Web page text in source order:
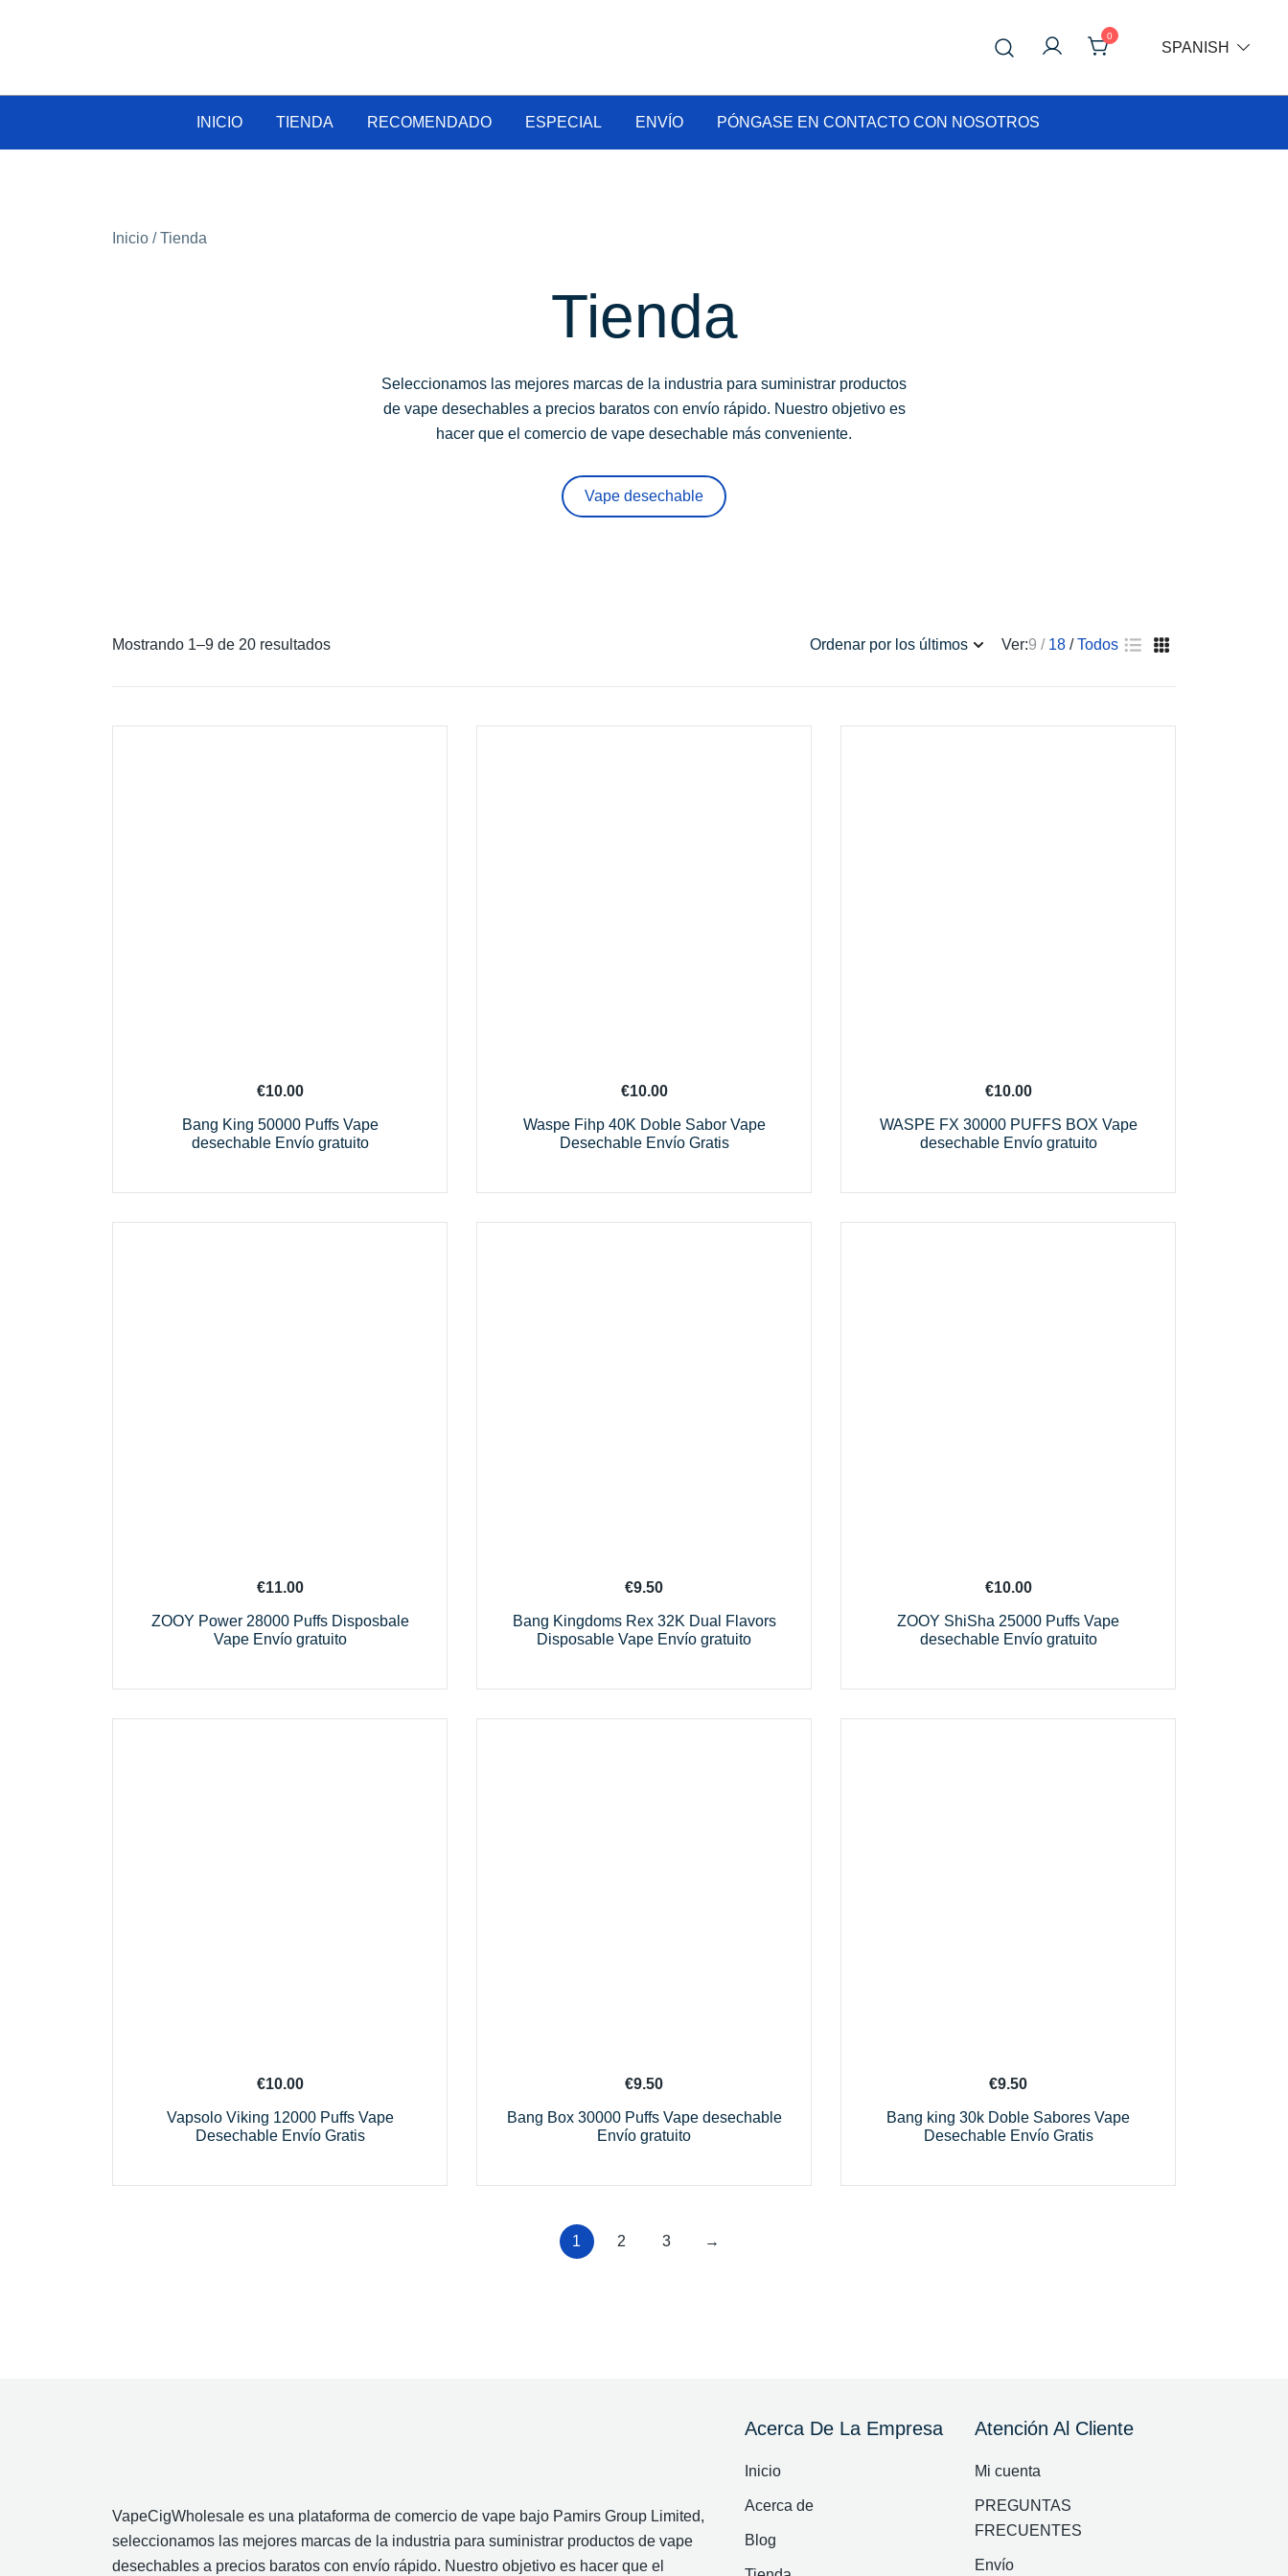
Vape al por mayor en línea
0
SPANISH
INICIO TIENDA RECOMENDADO ESPECIAL ENVÍO PÓNGASE EN CONTACTO CON NOSOTROS
Inicio / Tienda
Tienda
Seleccionamos las mejores marcas de la industria para suministrar productos
de vape desechables a precios baratos con envío rápido. Nuestro objetivo es
hacer que el comercio de vape desechable más conveniente.
Vape desechable
Mostrando 1–9 de 20 resultados Ver:9 18 Todos
€10.00
Bang King 50000 Puffs Vape
desechable Envío gratuito
€10.00
Waspe Fihp 40K Doble Sabor Vape
Desechable Envío Gratis
€10.00
WASPE FX 30000 PUFFS BOX Vape
desechable Envío gratuito
€11.00
ZOOY Power 28000 Puffs Disposbale
Vape Envío gratuito
€9.50
Bang Kingdoms Rex 32K Dual Flavors
Disposable Vape Envío gratuito
€10.00
ZOOY ShiSha 25000 Puffs Vape
desechable Envío gratuito
€10.00
Vapsolo Viking 12000 Puffs Vape
Desechable Envío Gratis
€9.50
Bang Box 30000 Puffs Vape desechable
Envío gratuito
€9.50
Bang king 30k Doble Sabores Vape
Desechable Envío Gratis
1 2 3 →
VapeCigWholesale es una plataforma de comercio de vape bajo Pamirs Group Limited,
seleccionamos las mejores marcas de la industria para suministrar productos de vape
desechables a precios baratos con envío rápido. Nuestro objetivo es hacer que el
Acerca De La Empresa
Inicio
Acerca de
Blog
Atención Al Cliente
Mi cuenta
PREGUNTAS
FRECUENTES
Envío